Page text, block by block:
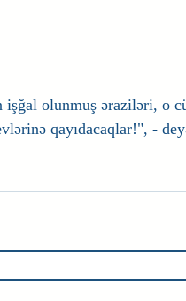
işğal olunmuş əraziləri, o
qayıdacaqlar!", -